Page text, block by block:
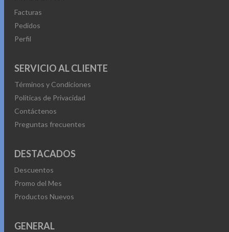
Facturas
Pedidos
Perfil
SERVICIO AL CLIENTE
Términos y Condiciones
Políticas de Privacidad
Contáctenos
Preguntas frecuentes
DESTACADOS
Descuentos
Promo del Mes
Productos Nuevos
GENERAL